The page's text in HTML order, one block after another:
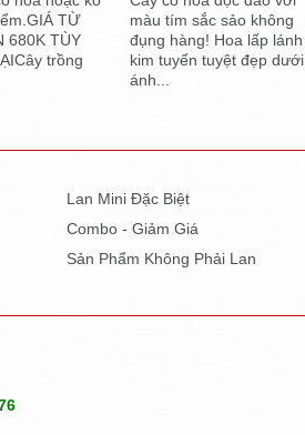
TỪ
680K TÙY
trồng
màu tím sắc sảo không
đụng hàng! Hoa lấp lánh
kim tuyến tuyệt đẹp dưới
ánh...
Lan Mini Đặc Biệt
Combo - Giảm Giá
Sản Phẩm Không Phải Lan